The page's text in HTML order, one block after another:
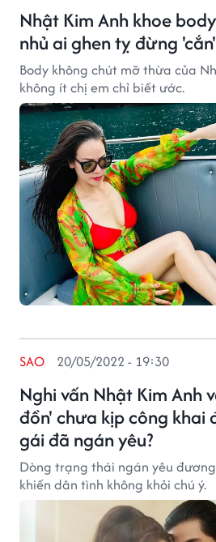
Nhật Kim Anh khoe
nhủ ai ghen tỵ đừng
Body không chút mỡ thừa của
không ít chị em chỉ biết ước.
Nghi vấn Nhật Kim Anh
đồn' chưa kịp công khai
gái đã ngán yêu?
SAO 20/05/2022 - 19:30
Dòng trạng thái ngán yêu
khiến dân tình không khỏi chú ý.